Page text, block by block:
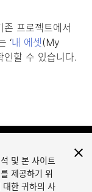
프로젝트에서
‘내 에셋 (My
할 수 있습니다.
및 본 사이트
제공하기 위
대한 귀하의 사